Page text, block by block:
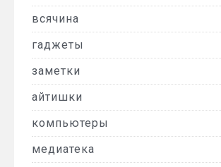
всячина
гаджеты
заметки
айтишки
компьютеры
медиатека